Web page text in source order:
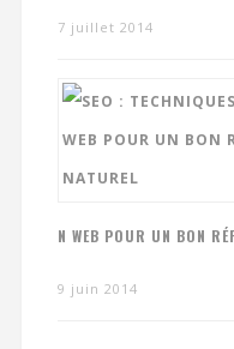
7 juillet 2014
N WEB POUR UN BON
9 juin 2014